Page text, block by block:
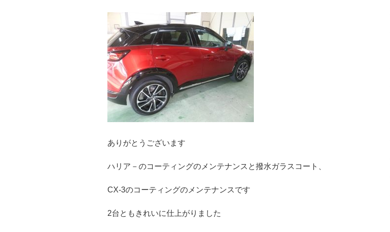
ありがとうございます
ハリア－のコーティングのメンテナンスと撥水ガラスコート、
CX-3のコーティングのメンテナンスです
2台ともきれいに仕上がりました